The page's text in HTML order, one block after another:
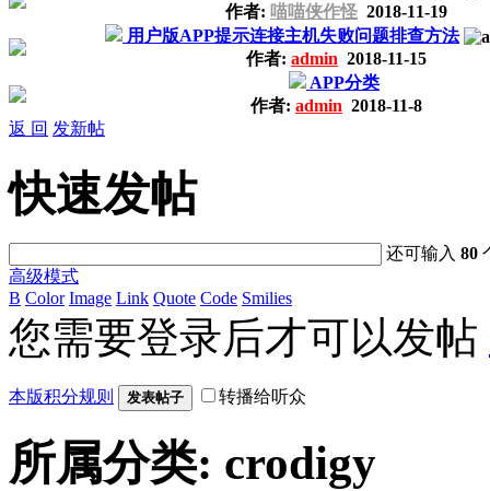
作者: 喵喵侠作怪 2018-11-19
用户版APP提示连接主机失败问题排查方法
作者: admin 2018-11-15
APP分类
作者: admin 2018-11-8
返 回 发新帖
快速发帖
还可输入80
高级模式
B Color Image Link Quote Code Smilies
您需要登录后才可以发帖
本版积分规则 发表帖子 转播给听众
所属分类: crodigy